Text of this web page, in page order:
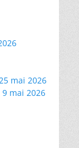
mai 2026
mai 2026